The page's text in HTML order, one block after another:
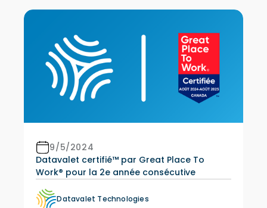
9/5/2024
Datavalet certifié™ par Great Place To
Work® pour la 2e année consécutive
Datavalet Technologies